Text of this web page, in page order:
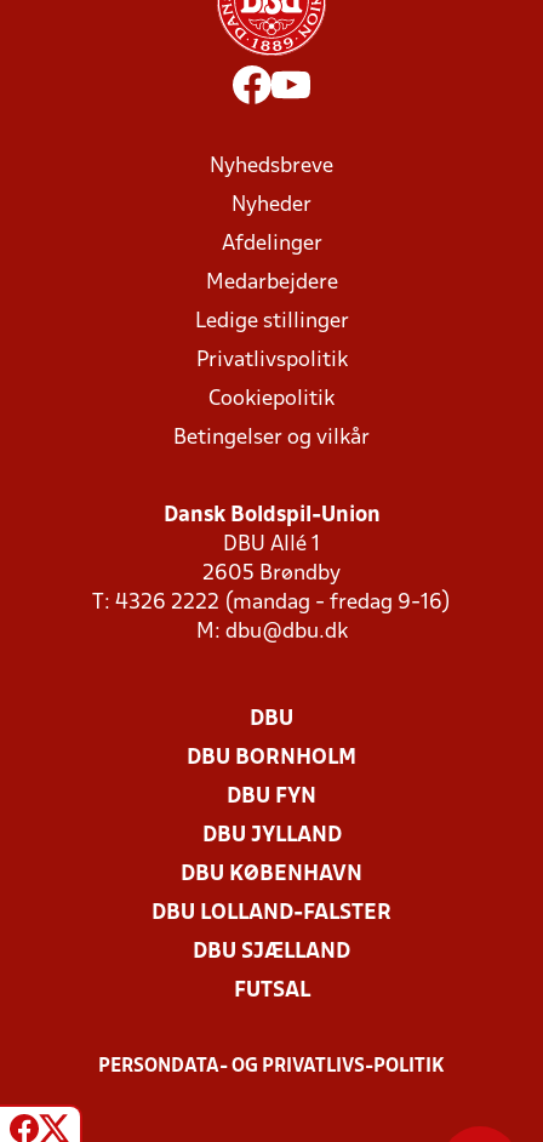
Nyhedsbreve
Nyheder
Afdelinger
Medarbejdere
Ledige stillinger
Privatlivspolitik
Cookiepolitik
Betingelser og vilkår
Dansk Boldspil-Union
DBU Allé 1
2605 Brøndby
T: 4326 2222 (mandag - fredag 9-16)
M: dbu@dbu.dk
DBU
DBU BORNHOLM
DBU FYN
DBU JYLLAND
DBU KØBENHAVN
DBU LOLLAND-FALSTER
DBU SJÆLLAND
FUTSAL
PERSONDATA- OG PRIVATLIVS-POLITIK